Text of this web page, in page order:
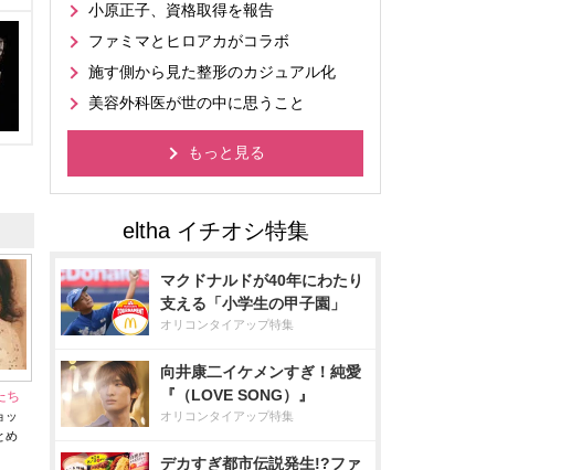
ち
ッ
め
小原正子、資格取得を報告
ファミマとヒロアカがコラボ
施す側から見た整形のカジュアル化
美容外科医が世の中に思うこと
もっと見る
マクドナルドが40年にわたり
支える「小学生の甲子園」
オリコンタイアップ特集
向井康二イケメンすぎ！純愛
『（LOVE SONG）』
オリコンタイアップ特集
デカすぎ都市伝説発生!?ファ